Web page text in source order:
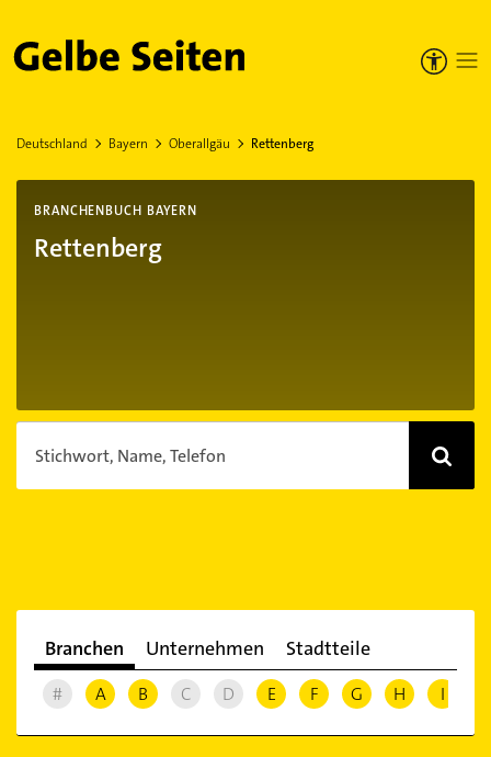
Gelbe Seiten
Deutschland Bayern Oberallgäu Rettenberg
BRANCHENBUCH BAYERN
Rettenberg
Stichwort, Name, Telefon
Branchen Unternehmen Stadtteile
# A B C D E F G H I